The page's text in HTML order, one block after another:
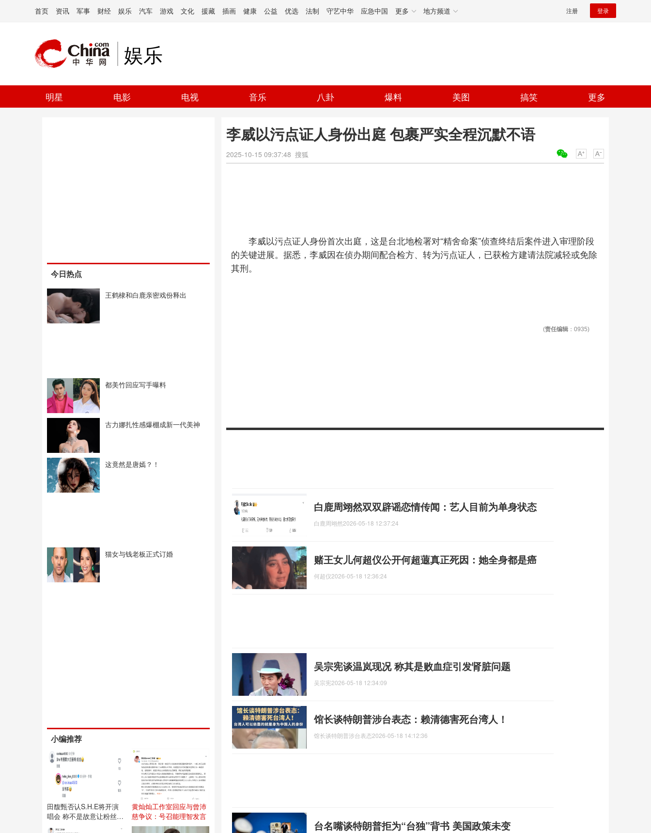
首页 资讯 军事 财经 娱乐 汽车 游戏 文化 援藏 插画 健康 公益 优选 法制 守艺中华 应急中国 更多 地方频道 注册 登录
娱乐
明星 电影 电视 音乐 八卦 爆料 美图 搞笑 更多
今日热点
王鹤棣和白鹿亲密戏份释出
都美竹回应写手曝料
古力娜扎性感爆棚成新一代美神
这竟然是唐嫣？！
猫女与钱老板正式订婚
小编推荐
田馥甄否认S.H.E将开演
唱会 称不是故意让粉丝失
望
黄灿灿工作室回应与曾沛
慈争议：号召能理智发言
李威以污点证人身份出庭 包裹严实全程沉默不语
2025-10-15 09:37:48 搜狐
李威以污点证人身份首次出庭，这是台北地检署对“精舍命案”侦查终结后案件进入审理阶段
的关键进展。据悉，李威因在侦办期间配合检方、转为污点证人，已获检方建请法院减轻或免除
其刑。
(责任编辑 ：0935)
白鹿周翊然双双辟谣恋情传闻：艺人目前为单身状态
白鹿周翊然2026-05-18 12:37:24
赌王女儿何超仪公开何超蕸真正死因：她全身都是癌
何超仪2026-05-18 12:36:24
吴宗宪谈温岚现况 称其是败血症引发肾脏问题
吴宗宪2026-05-18 12:34:09
馆长谈特朗普涉台表态：赖清德害死台湾人！
馆长谈特朗普涉台表态2026-05-18 14:12:36
台名嘴谈特朗普拒为“台独”背书 美国政策未变